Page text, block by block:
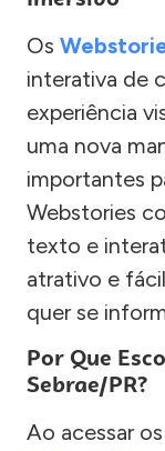
Os
interativa de
experiência
uma nova
importantes
Webstories
texto e
atrativo e
quer se
Por Que
Sebrae/PR?
Ao acessar